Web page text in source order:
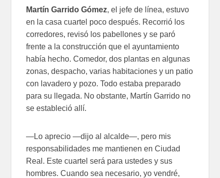
Martín Garrido Gómez, el jefe de línea, estuvo
en la casa cuartel poco después. Recorrió los
corredores, revisó los pabellones y se paró
frente a la construcción que el ayuntamiento
había hecho. Comedor, dos plantas en algunas
zonas, despacho, varias habitaciones y un patio
con lavadero y pozo. Todo estaba preparado
para su llegada. No obstante, Martín Garrido no
se estableció allí.
—Lo aprecio —dijo al alcalde—, pero mis
responsabilidades me mantienen en Ciudad
Real. Este cuartel será para ustedes y sus
hombres. Cuando sea necesario, yo vendré,